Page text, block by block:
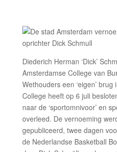
Diederich Herman ‘Dick’
Amsterdamse College van
Wethouders een ‘eigen’
College heeft op 6 juli
naar de ‘sportomnivoor’ en
overleed. De vernoeming
gepubliceerd, twee dagen
de Nederlandse Basketball